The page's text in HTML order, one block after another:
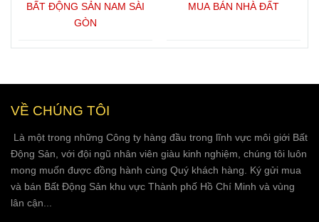
BẤT ĐỘNG SẢN NAM SÀI
GÒN
MUA BÁN NHÀ ĐẤT
VỀ CHÚNG TÔI
Là một trong những Công ty hàng đầu trong lĩnh vực môi giới Bất
Động Sản, với đội ngũ nhân viên giàu kinh nghiệm, chúng tôi luôn
mong muốn được đồng hành cùng Quý khách hàng. Ký gửi mua
và bán Bất Động Sản khu vực Thành phố Hồ Chí Minh và vùng
lân cận...